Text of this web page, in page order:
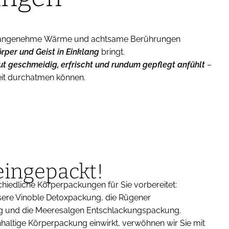
Wärme und achtsame Berührungen
und Geist in Einklang bringt.
geschmeidig, erfrischt und rundum gepflegt anfühlt –
durchatmen können.
Körperpackungen für Sie vorbereitet:
Vinoble Detoxpackung, die Rügener
und die Meeresalgen Entschlackungspackung.
Körperpackung einwirkt, verwöhnen wir Sie mit